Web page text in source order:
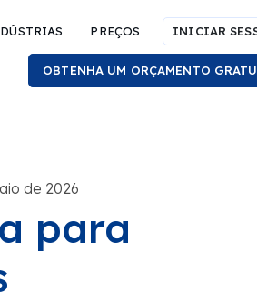
PREÇOS INICIAR
OBTENHA UM ORÇAMENTO
de 2026
para